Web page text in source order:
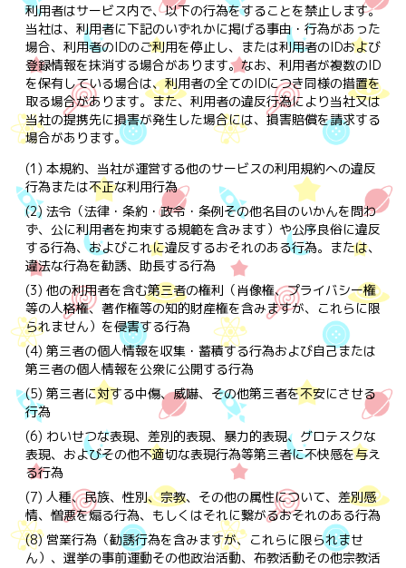
利用者はサービス内で、以下の行為をすることを禁止します。
当社は、利用者に下記のいずれかに掲げる事由・行為があった
場合、利用者のIDのご利用を停止し、または利用者のIDおよび
登録情報を抹消する場合があります。なお、利用者が複数のID
を保有している場合は、利用者の全てのIDにつき同様の措置を
取る場合があります。また、利用者の違反行為により当社又は
当社の提携先に損害が発生した場合には、損害賠償を請求する
場合があります。
(1) 本規約、当社が運営する他のサービスの利用規約への違反
行為または不正な利用行為
(2) 法令（法律・条約・政令・条例その他名目のいかんを問わ
ず、公に利用者を拘束する規範を含みます）や公序良俗に違反
する行為、およびこれに違反するおそれのある行為。または、
違法な行為を勧誘、助長する行為
(3) 他の利用者を含む第三者の権利（肖像権、プライバシー権
等の人格権、著作権等の知的財産権を含みますが、これらに限
られません）を侵害する行為
(4) 第三者の個人情報を収集・蓄積する行為および自己または
第三者の個人情報を公衆に公開する行為
(5) 第三者に対する中傷、威嚇、その他第三者を不安にさせる
行為
(6) わいせつな表現、差別的表現、暴力的表現、グロテスクな
表現、およびその他不適切な表現行為等第三者に不快感を与え
る行為
(7) 人種、民族、性別、宗教、その他の属性について、差別感
情、憎悪を煽る行為、もしくはそれに繋がるおそれのある行為
(8) 営業行為（勧誘行為を含みますが、これらに限られませ
ん）、選挙の事前運動その他政治活動、布教活動その他宗教活